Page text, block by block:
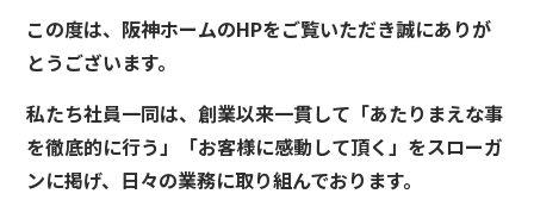
この度は、阪神ホームのHPをご覧いただき誠にありが
とうございます。
私たち社員一同は、創業以来一貫して「あたりまえな事
を徹底的に行う」「お客様に感動して頂く」をスローガ
ンに掲げ、日々の業務に取り組んでおります。